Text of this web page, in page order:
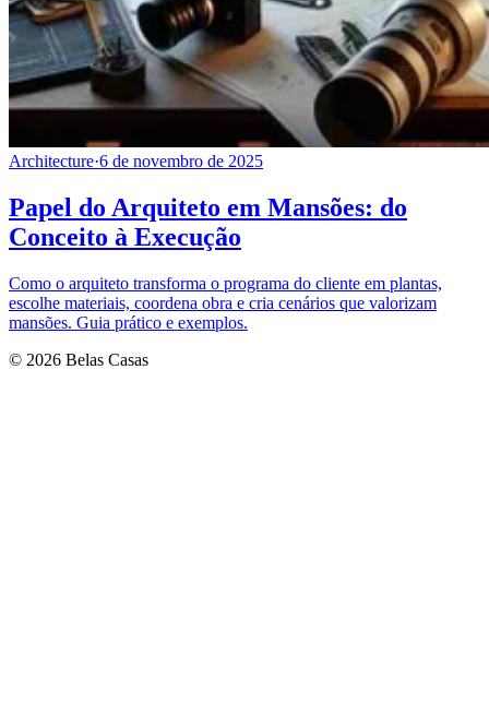
Architecture·6 de novembro de 2025
Papel do Arquiteto em Mansões: do
Conceito à Execução
Como o arquiteto transforma o programa do cliente em plantas,
escolhe materiais, coordena obra e cria cenários que valorizam
mansões. Guia prático e exemplos.
© 2026 Belas Casas